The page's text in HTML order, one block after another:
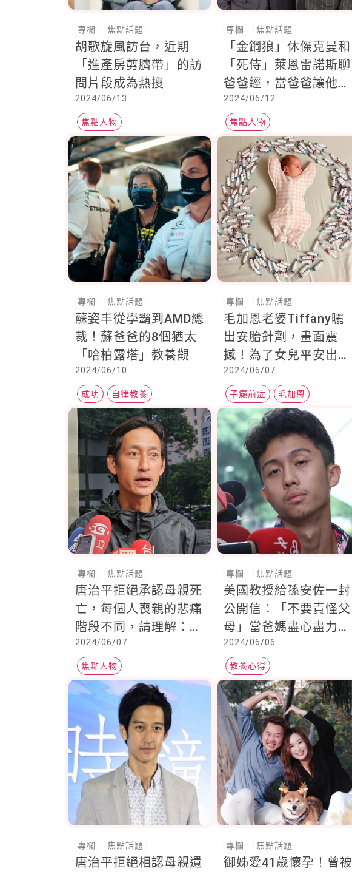
專欄 焦點話題
胡歌旋風訪台，近期
「進產房剪臍帶」的訪
問片段成為熱搜
2024/06/13
焦點人物
專欄 焦點話題
「金鋼狼」休傑克曼和
「死侍」萊恩雷諾斯聊
爸爸經，當爸爸讓他們
更願意坦承自己的情緒
低潮
2024/06/12
焦點人物
專欄 焦點話題
蘇姿丰從學霸到AMD總
裁！蘇爸爸的8個猶太
「哈柏露塔」教養觀
2024/06/10
成功 自律教養
專欄 焦點話題
毛加恩老婆Tiffany曬
出安胎針劑，畫面震
撼！為了女兒平安出
生，媽媽雙手瘀青也心
甘情願
2024/06/07
子癲前症 毛加恩
專欄 焦點話題
唐治平拒絕承認母親死
亡，每個人喪親的悲痛
階段不同，請理解：治
癒悲傷的唯一辦法就是
悲傷
2024/06/07
焦點人物
專欄 焦點話題
美國教授給孫安佐一封
公開信：「不要責怪父
母」當爸媽盡心盡力卻
反被責怪，如何面對？
2024/06/06
教養心得
專欄 焦點話題
唐治平拒絕相認母親遺
專欄 焦點話題
御姊愛41歲懷孕！曾被